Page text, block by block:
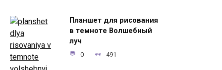
Планшет для рисования
в темноте Волшебный
луч
0 491